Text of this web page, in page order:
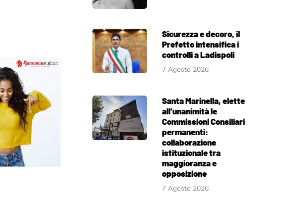
Sicurezza e decoro, il
Prefetto intensifica i
controlli a Ladispoli
7 Agosto 2026
Santa Marinella, elette
all’unanimità le
Commissioni Consiliari
permanenti:
collaborazione
istituzionale tra
maggioranza e
opposizione
7 Agosto 2026